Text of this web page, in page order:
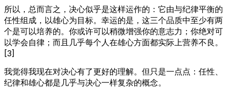
所以，总而言之，决心似乎是这样运作的：它由与纪律平衡的
任性组成，以雄心为目标。幸运的是，这三个品质中至少有两
个是可以培养的。你或许可以稍微增强你的意志力；你绝对可
以学会自律；而且几乎每个人在雄心方面都实际上营养不良。
[3]
我觉得我现在对决心有了更好的理解。但只是一点点：任性、
纪律和雄心都是几乎与决心一样复杂的概念。